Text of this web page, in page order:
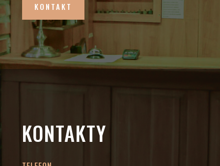
KONTAKT
KONTAKTY